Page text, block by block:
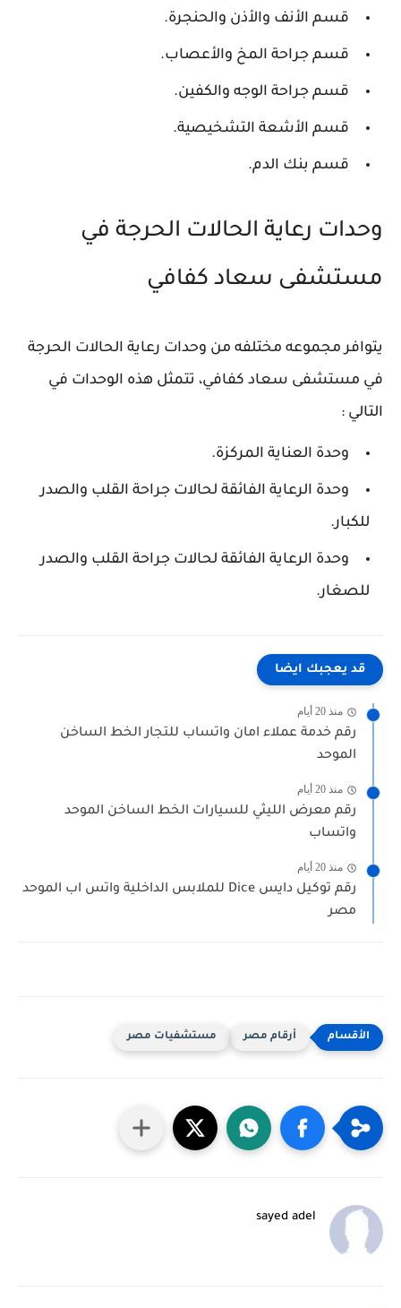
قسم الأنف والأذن والحنجرة.
قسم جراحة المخ والأعصاب.
قسم جراحة الوجه والكفين.
قسم الأشعة التشخيصية.
قسم بنك الدم.
وحدات رعاية الحالات الحرجة في
مستشفى سعاد كفافي
يتوافر مجموعه مختلفه من وحدات رعاية الحالات الحرجة
في مستشفى سعاد كفافي، تتمثل هذه الوحدات في
التالي :
وحدة العناية المركزة.
وحدة الرعاية الفائقة لحالات جراحة القلب والصدر
للكبار.
وحدة الرعاية الفائقة لحالات جراحة القلب والصدر
للصغار.
قد يعجبك ايضا
منذ 20 أيام
رقم خدمة عملاء امان واتساب للتجار الخط الساخن
الموحد
منذ 20 أيام
رقم معرض الليثي للسيارات الخط الساخن الموحد
واتساب
منذ 20 أيام
رقم توكيل دايس Dice للملابس الداخلية واتس اب الموحد
مصر
أرقام مصر مستشفيات مصر
sayed adel